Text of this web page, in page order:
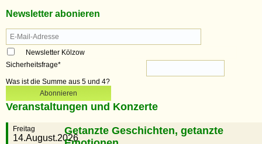
Newsletter abonieren
Newsletter Kölzow
Sicherheitsfrage*
Was ist die Summe aus 5 und 4?
Abonnieren
Veranstaltungen und Konzerte
Freitag
14.August.2026
Getanzte Geschichten, getanzte